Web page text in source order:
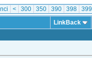
< 300 350 390 398 399
LinkBack